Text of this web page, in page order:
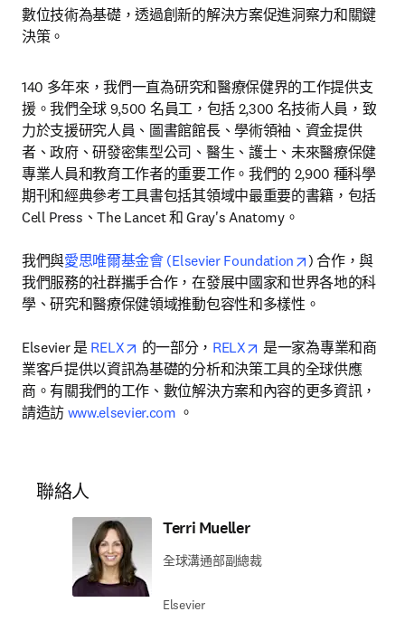
數位技術為基礎，透過創新的解決方案促進洞察力和關鍵
決策。
140 多年來，我們一直為研究和醫療保健界的工作提供支
援。我們全球 9,500 名員工，包括 2,300 名技術人員，致
力於支援研究人員、圖書館館長、學術領袖、資金提供
者、政府、研發密集型公司、醫生、護士、未來醫療保健
專業人員和教育工作者的重要工作。我們的 2,900 種科學
期刊和經典參考工具書包括其領域中最重要的書籍，包括
Cell Press、The Lancet 和 Gray's Anatomy。
我們與愛思唯爾基金會 (Elsevier Foundation opens in new
) 合作，與
我們服務的社群攜手合作，在發展中國家和世界各地的科
學、研究和醫療保健領域推動包容性和多樣性。
Elsevier 是 RELX opens in new tab/window
的一部分， RELX opens in new tab/
是一家為專業和商
業客戶提供以資訊為基礎的分析和決策工具的全球供應
商。有關我們的工作、數位解決方案和內容的更多資訊，
請造訪 www.elsevier.com 。
聯絡人
Terri Mueller
全球溝通部副總裁
Elsevier